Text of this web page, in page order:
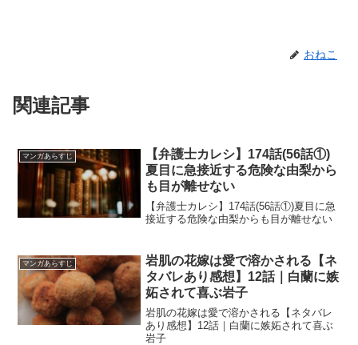
おねこ
関連記事
マンガあらすじ
【弁護士カレシ】174話(56話①)
夏目に急接近する危険な由梨から
も目が離せない
【弁護士カレシ】174話(56話①)夏目に急
接近する危険な由梨からも目が離せない
マンガあらすじ
岩肌の花嫁は愛で溶かされる【ネ
タバレあり感想】12話｜白蘭に嫉
妬されて喜ぶ岩子
岩肌の花嫁は愛で溶かされる【ネタバレ
あり感想】12話｜白蘭に嫉妬されて喜ぶ
岩子